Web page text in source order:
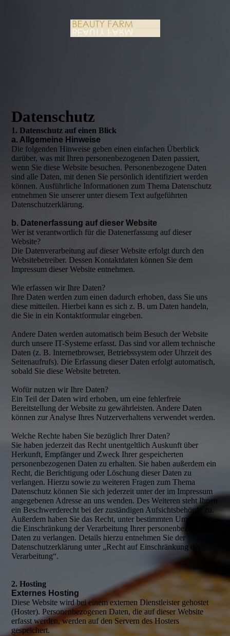
Datenschutz
1. Datenschutz auf einen Blick
a. Allgemeine Hinweise
Die folgenden Hinweise geben einen einfachen Überblick
darüber, was mit Ihren personenbezogenen Daten passiert,
wenn Sie diese Website besuchen. Personenbezogene Daten
sind alle Daten, mit denen Sie persönlich identifiziert werden
können. Ausführliche Informationen zum Thema Datenschutz
entnehmen Sie unserer unter diesem Text aufgeführten
Datenschutzerklärung.
b. Datenerfassung auf dieser Website
Wer ist verantwortlich für die Datenerfassung auf dieser
Website?
Die Datenverarbeitung auf dieser Website erfolgt durch den
Websitebetreiber. Dessen Kontaktdaten können Sie dem
Impressum dieser Website entnehmen.
Wie erfassen wir Ihre Daten?
Ihre Daten werden zum einen dadurch erhoben, dass Sie uns
diese mitteilen. Hierbei kann es sich z. B. um Daten handeln,
die Sie in ein Kontaktformular eingeben.
Andere Daten werden automatisch beim Besuch der Website
durch unsere IT-Systeme erfasst. Das sind vor allem technische
Daten (z. B. Internetbrowser, Betriebssystem oder Uhrzeit des
Seitenaufrufs). Die Erfassung dieser Daten erfolgt automatisch,
sobald Sie diese Website betreten.
Wofür nutzen wir Ihre Daten?
Ein Teil der Daten wird erhoben, um eine fehlerfreie
Bereitstellung der Website zu gewährleisten. Andere Daten
können zur Analyse Ihres Nutzerverhaltens verwendet werden.
Welche Rechte haben Sie bezüglich Ihrer Daten?
Sie haben jederzeit das Recht unentgeltlich Auskunft über
Herkunft, Empfänger und Zweck Ihrer gespeicherten
personenbezogenen Daten zu erhalten. Sie haben außerdem ein
Recht, die Berichtigung oder Löschung dieser Daten zu
verlangen. Hierzu sowie zu weiteren Fragen zum Thema
Datenschutz können Sie sich jederzeit unter der im Impressum
angegebenen Adresse an uns wenden. Des Weiteren steht Ihnen
ein Beschwerderecht bei der zuständigen Aufsichtsbehörde zu.
Außerdem haben Sie das Recht, unter bestimmten Umständen
die Einschränkung der Verarbeitung Ihrer personenbezogenen
Daten zu verlangen. Details hierzu entnehmen Sie der
Datenschutzerklärung unter „Recht auf Einschränkung der
Verarbeitung“.
2. Hosting
Externes Hosting
Diese Website wird bei einem externen Dienstleister gehostet
(Hoster). Personenbezogenen Daten, die auf dieser Website
erfasst werden, werden auf den Servern des Hosters
gespeichert.